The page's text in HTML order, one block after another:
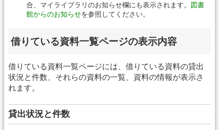
合、マイライブラリのお知らせ欄にも表示されます。 図書
館からのお知らせを参照してください。
借りている資料一覧ページの表示内容
借りている資料一覧ページには、借りている資料の貸出
状況と件数、それらの資料の一覧、資料の情報が表示さ
れます。
貸出状況と件数